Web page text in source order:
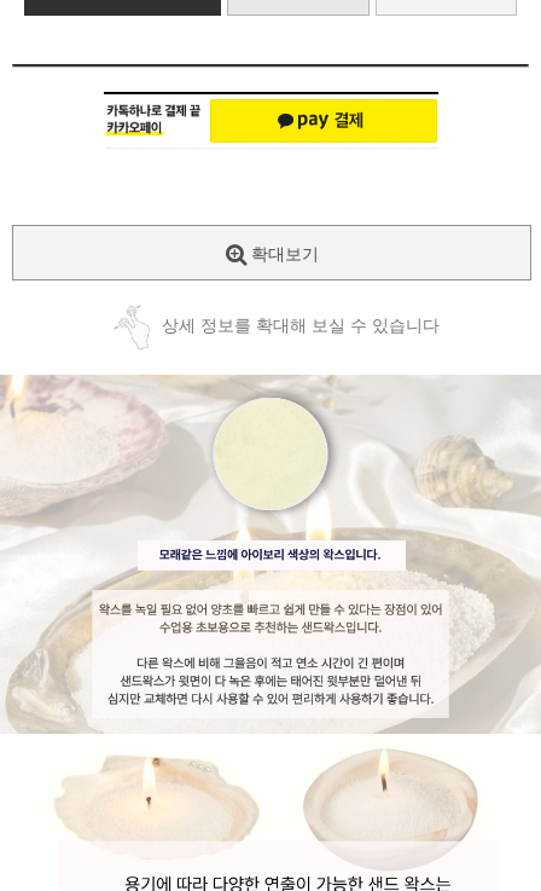
확대보기
상세 정보를 확대해 보실 수 있습니다